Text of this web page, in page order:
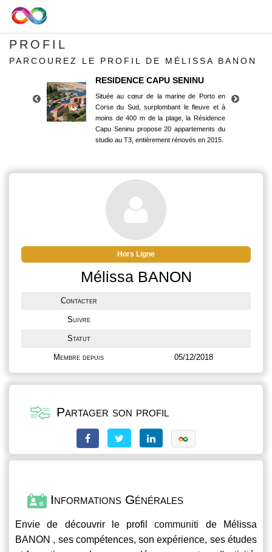
PROFIL
PARCOUREZ LE PROFIL DE MÉLISSA BANON
RESIDENCE CAPU SENINU
Située au cœur de la marine de Porto en
Corse du Sud, surplombant le fleuve et à
moins de 400 m de la plage, la Résidence
Capu Seninu propose 20 appartements du
studio au T3, entièrement rénovés en 2015.
Corse du Sud, surplombant le fleuve et à
moins de 400 m de la plage, la Résidence
Capu Seninu propose 20 appartements du
studio au T3, entièrement rénovés en 2015.
Hors Ligne
Mélissa BANON
Contacter
Suivre
Statut
Membre depuis 05/12/2018
Partager son profil
Informations Générales
Envie de découvrir le profilcommuniti de Mélissa
BANON , ses compétences, son expérience, ses études